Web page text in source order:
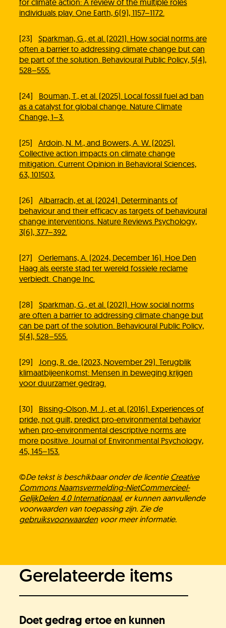
individuals play. One Earth, 6(9), 1157–1172.
[23] Sparkman, G., et al. (2021). How social norms are
often a barrier to addressing climate change but can
be part of the solution. Behavioural Public Policy, 5(4),
528–555.
[24] Bouman, T., et al. (2025). Local fossil fuel ad ban
as a catalyst for global change. Nature Climate
Change, 1–3.
[25] Ardoin, N. M., and Bowers, A. W. (2025).
Collective action impacts on climate change
mitigation. Current Opinion in Behavioral Sciences,
63, 101503.
[26] Albarracín, et al. (2024). Determinants of
behaviour and their efficacy as targets of behavioural
change interventions. Nature Reviews Psychology,
3(6), 377–392.
[27] Oerlemans, A. (2024, December 16). Hoe Den
Haag als eerste stad ter wereld fossiele reclame
verbiedt. Change Inc.
[28] Sparkman, G., et al. (2021). How social norms
are often a barrier to addressing climate change but
can be part of the solution. Behavioural Public Policy,
5(4), 528–555.
[29]
Jong, R. de. (2023, November 29). Terugblik
klimaatbijeenkomst: Mensen in beweging krijgen
voor duurzamer gedrag.
[30] Bissing-Olson, M. J., et al. (2016). Experiences of
pride, not guilt, predict pro-environmental behavior
when pro-environmental descriptive norms are
more positive. Journal of Environmental Psychology,
45, 145–153.
©De tekst is beschikbaar onder de licentie Creative
Commons Naamsvermelding-NietCommercieel-
GelijkDelen 4.0 Internationaal, er kunnen aanvullende
voorwaarden van toepassing zijn. Zie de
gebruiksvoorwaardenvoor meer informatie.
Gerelateerde items
Doet gedrag ertoe en kunnen